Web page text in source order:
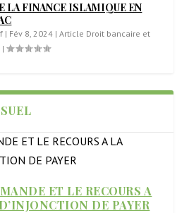
LA FINANCE ISLAMIQUE EN
| Fév 8, 2024 |Article Droit bancaire et
|
ET LE RECOURS A
DE PAYER